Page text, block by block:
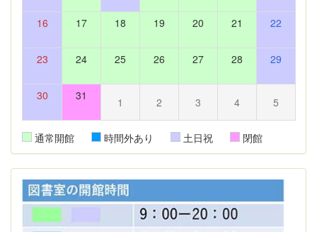
16 17 18 19 20 21 22
23 24 25 26 27 28 29
30 31 1 2 3 4 5
通常開館 時間外あり 土日祝 閉館